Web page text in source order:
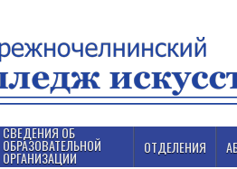
СВЕДЕНИЯ ОБ
ОБРАЗОВАТЕЛЬНОЙ
ОРГАНИЗАЦИИ
ОТДЕЛЕНИЯ